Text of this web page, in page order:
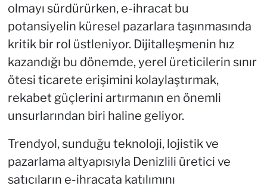
olmayı sürdürürken, e-ihracat bu
potansiyelin küresel pazarlara taşınmasında
kritik bir rol üstleniyor. Dijitalleşmenin hız
kazandığı bu dönemde, yerel üreticilerin sınır
ötesi ticarete erişimini kolaylaştırmak,
rekabet güçlerini artırmanın en önemli
unsurlarından biri haline geliyor.
Trendyol, sunduğu teknoloji, lojistik ve
pazarlama altyapısıyla Denizlili üretici ve
satıcıların e-ihracata katılımını